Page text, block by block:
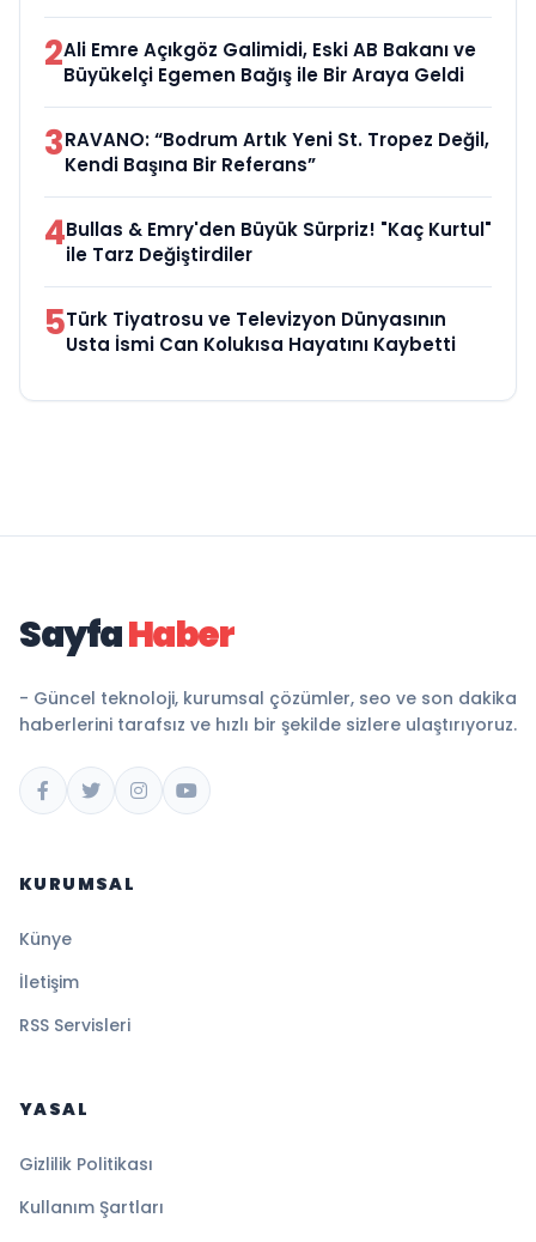
2Ali Emre Açıkgöz Galimidi, Eski AB Bakanı ve
Büyükelçi Egemen Bağış ile Bir Araya Geldi
3RAVANO: “Bodrum Artık Yeni St. Tropez Değil,
Kendi Başına Bir Referans”
4Bullas & Emry'den Büyük Sürpriz! "Kaç Kurtul"
ile Tarz Değiştirdiler
5Türk Tiyatrosu ve Televizyon Dünyasının
Usta İsmi Can Kolukısa Hayatını Kaybetti
SayfaHaber
- Güncel teknoloji, kurumsal çözümler, seo ve son dakika
haberlerini tarafsız ve hızlı bir şekilde sizlere ulaştırıyoruz.
KURUMSAL
Künye
İletişim
RSS Servisleri
YASAL
Gizlilik Politikası
Kullanım Şartları